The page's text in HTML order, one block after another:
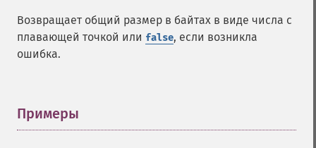
Возвращает общий размер в байтах в виде числа с
плавающей точкой или false, если возникла
ошибка.
Примеры